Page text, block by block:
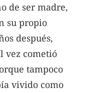
de ser madre,
su propio
después,
vez cometió
tampoco
vivido como